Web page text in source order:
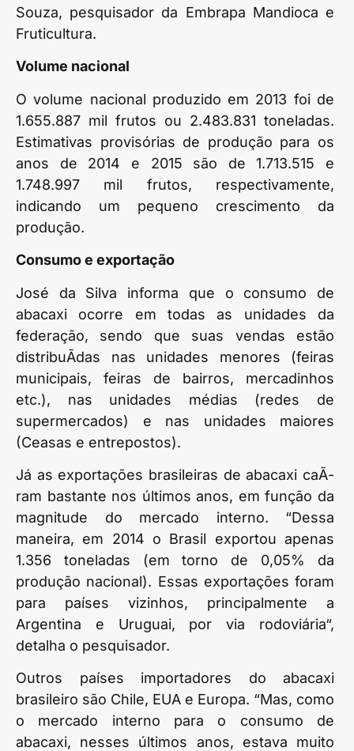
Souza, pesquisador da Embrapa Mandioca e
Fruticultura.
Volume nacional
O volume nacional produzido em 2013 foi de
1.655.887 mil frutos ou 2.483.831 toneladas.
Estimativas provisórias de produção para os
anos de 2014 e 2015 são de 1.713.515 e
1.748.997 mil frutos, respectivamente,
indicando um pequeno crescimento da
produção.
Consumo e exportação
José da Silva informa que o consumo de
abacaxi ocorre em todas as unidades da
federação, sendo que suas vendas estão
distribuÃ­das nas unidades menores (feiras
municipais, feiras de bairros, mercadinhos
etc.), nas unidades médias (redes de
supermercados) e nas unidades maiores
(Ceasas e entrepostos).
Já as exportações brasileiras de abacaxi caÃ­
ram bastante nos últimos anos, em função da
magnitude do mercado interno. “Dessa
maneira, em 2014 o Brasil exportou apenas
1.356 toneladas (em torno de 0,05% da
produção nacional). Essas exportações foram
para países vizinhos, principalmente a
Argentina e Uruguai, por via rodoviária“,
detalha o pesquisador.
Outros países importadores do abacaxi
brasileiro são Chile, EUA e Europa. “Mas, como
o mercado interno para o consumo de
abacaxi, nesses últimos anos, estava muito